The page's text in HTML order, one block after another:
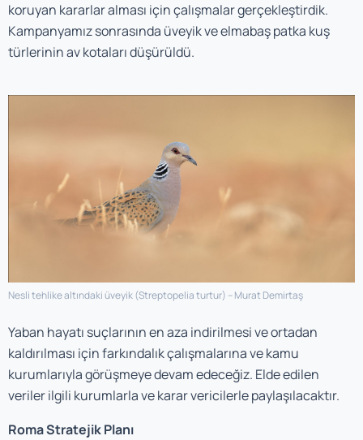
koruyan kararlar alması için çalışmalar gerçekleştirdik.
Kampanyamız sonrasında üveyik ve elmabaş patka kuş
türlerinin av kotaları düşürüldü.
Nesli tehlike altındaki üveyik (Streptopelia turtur) – Murat Demirtaş
Yaban hayatı suçlarının en aza indirilmesi ve ortadan
kaldırılması için farkındalık çalışmalarına ve kamu
kurumlarıyla görüşmeye devam edeceğiz. Elde edilen
veriler ilgili kurumlarla ve karar vericilerle paylaşılacaktır.
Roma Stratejik Planı